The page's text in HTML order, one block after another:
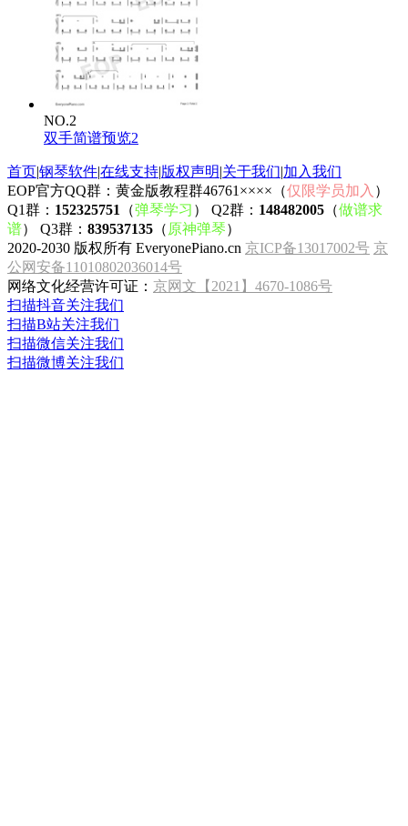
NO.2
双手简谱预览2
首页|钢琴软件|在线支持|版权声明|关于我们|加入我们
EOP官方QQ群：黄金版教程群46761××××（仅限学员加入 ）
Q1群： 152325751 （弹琴学习 ） Q2群： 148482005 （做谱求
谱） Q3群： 839537135 （ 原神弹琴）
2020-2030 版权所有 EveryonePiano.cn 京ICP备13017002号 京
公网安备11010802036014号
网络文化经营许可证： 京网文【2021】4670-1086号
扫描抖音关注我们
扫描B站关注我们
扫描微信关注我们
扫描微博关注我们